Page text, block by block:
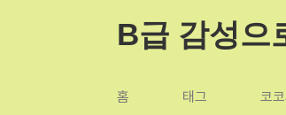
B급 감성으
홈 태그 코